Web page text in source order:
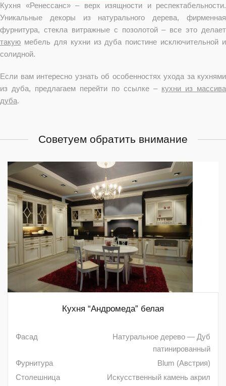
Кухня «Ренессанс» – верх изящности и респектабельности.
Уникальные декоры из натурального дерева, фирменная
фурнитура, стекла витражные с позолотой – все это делает
такую мебель для кухни из дуба поистине исключительной и
солидной.
Если вам интересно узнать об особенностях ухода за кухнями
из дуба, предлагаем перейти по ссылке – кухни из массива
дуба.
Советуем обратить внимание
Кухня “Андромеда” белая
Фасад
Натуральное дерево — Дуб
патинированный
Фурнитура
Blum (Австрия)
Столешница
Искусственный камень акрил